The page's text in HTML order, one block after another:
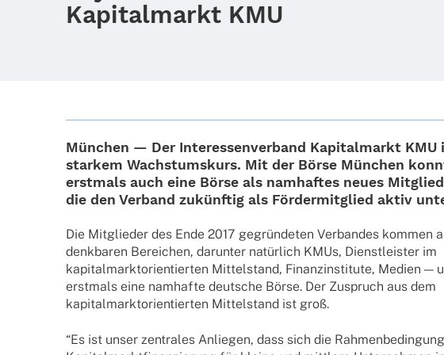
Kapitalmarkt KMU
München — Der Inter­es­sen­ver­band Kapi­tal­markt KMU
star­kem Wachs­tums­kurs. Mit der Börse München
erst­mals auch eine Börse als namhaf­tes neues
die den Verband zukünf­tig als Förder­mit­glied aktiv
Die Mitglie­der des Ende 2017 gegrün­de­ten Verban­des kommen
denk­ba­ren Berei­chen, darun­ter natür­lich KMUs, Dienst­leis­ter im
kapi­tal­markt­ori­en­tier­ten Mittel­stand, Finanz­in­sti­tute, Medien —
erst­mals eine namhafte deut­sche Börse. Der Zuspruch aus dem
kapi­tal­markt­ori­en­tier­ten Mittel­stand ist groß.
“Es ist unser zentra­les Anlie­gen, dass sich die